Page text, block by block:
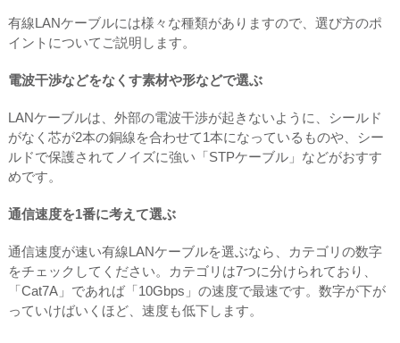
有線LANケーブルには様々な種類がありますので、選び方のポ
イントについてご説明します。
電波干渉などをなくす素材や形などで選ぶ
LANケーブルは、外部の電波干渉が起きないように、シールド
がなく芯が2本の銅線を合わせて1本になっているものや、シー
ルドで保護されてノイズに強い「STPケーブル」などがおすす
めです。
通信速度を1番に考えて選ぶ
通信速度が速い有線LANケーブルを選ぶなら、カテゴリの数字
をチェックしてください。カテゴリは7つに分けられており、
「Cat7A」であれば「10Gbps」の速度で最速です。数字が下が
っていけばいくほど、速度も低下します。